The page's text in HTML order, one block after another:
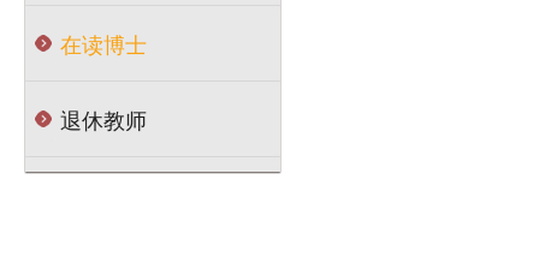
在读博士
退休教师